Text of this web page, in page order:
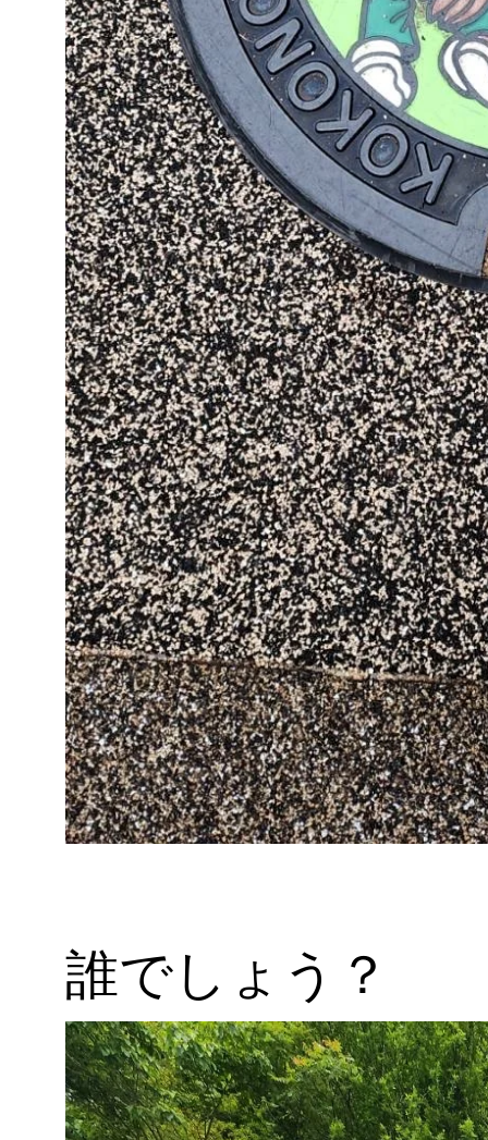
誰でしょう？